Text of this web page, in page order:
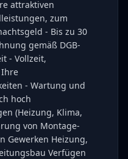
attraktiven
zum
- Bis zu 30
gemäß DGB-
- Vollzeit,
Ihre
- Wartung und
hoch
(Heizung, Klima,
von Montage-
Gewerken Heizung,
Verfügen